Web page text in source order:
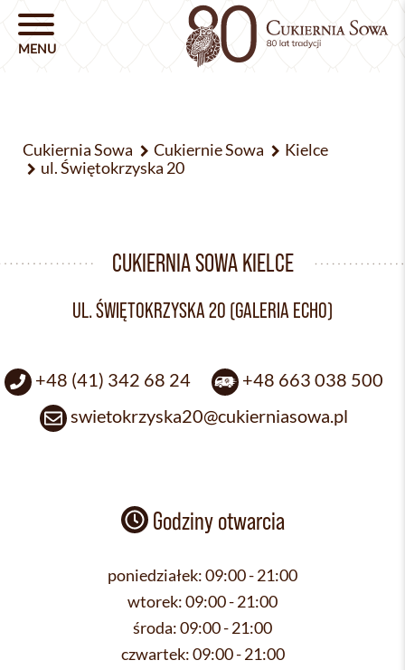
Cukiernia Sowa Cukiernie Sowa
Kielce
ul. Świętokrzyska 20
CUKIERNIA SOWA KIELCE
UL. ŚWIĘTOKRZYSKA 20 (GALERIA ECHO)
+48 (41) 342 68 24
+48 663 038 500
swietokrzyska20@cukierniasowa.pl
Godziny otwarcia
poniedziałek:09:00 - 21:00
wtorek:09:00 - 21:00
środa:09:00 - 21:00
czwartek:09:00 - 21:00